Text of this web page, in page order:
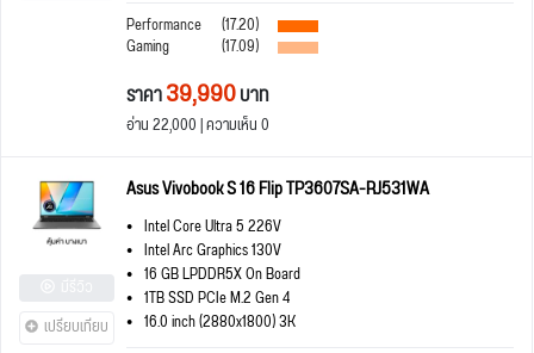
Performance
(17.20)
Gaming (17.09)
ราคา39,990บาท
อ่าน 22,000 | ความเห็น 0
เปรียบเทียบ
Asus Vivobook S 16 Flip TP3607SA-RJ531WA
Intel Core Ultra 5 226V
Intel Arc Graphics 130V
16 GB LPDDR5X On Board
1TB SSD PCIe M.2 Gen 4
16.0 inch (2880x1800) 3K